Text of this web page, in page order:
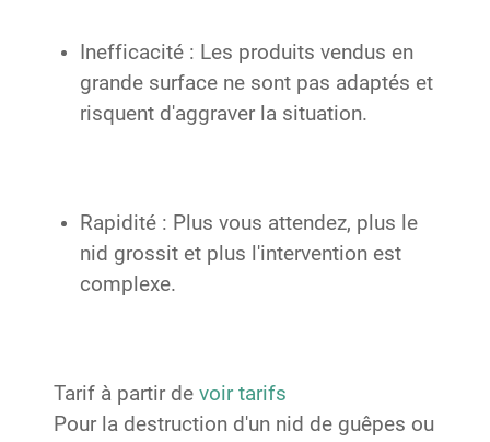
Inefficacité : Les produits vendus en
grande surface ne sont pas adaptés et
risquent d'aggraver la situation.
Rapidité : Plus vous attendez, plus le
nid grossit et plus l'intervention est
complexe.
Tarif à partir de voir tarifs
Pour la destruction d'un nid de guêpes ou